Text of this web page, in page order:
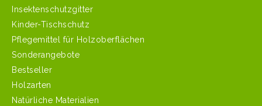
Insektenschutzgitter
Kinder-Tischschutz
Pflegemittel für Holzoberflächen
Sonderangebote
Bestseller
Holzarten
Natürliche Materialien